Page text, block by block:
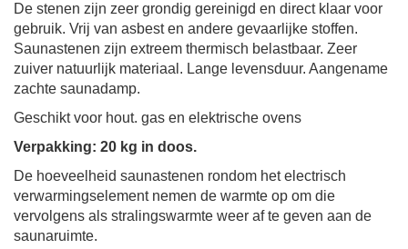
De stenen zijn zeer grondig gereinigd en direct klaar voor
gebruik. Vrij van asbest en andere gevaarlijke stoffen.
Saunastenen zijn extreem thermisch belastbaar. Zeer
zuiver natuurlijk materiaal. Lange levensduur. Aangename
zachte saunadamp.
Geschikt voor hout. gas en elektrische ovens
Verpakking: 20 kg in doos.
De hoeveelheid saunastenen rondom het electrisch
verwarmingselement nemen de warmte op om die
vervolgens als stralingswarmte weer af te geven aan de
saunaruimte.